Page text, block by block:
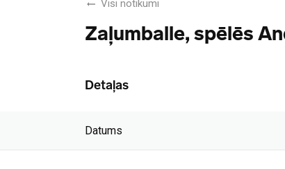
Visi notikumi
Zaļumballe, spēlēs
Detaļas
Datums